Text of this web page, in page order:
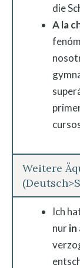
die
A la
Weitere
Ich
nurin